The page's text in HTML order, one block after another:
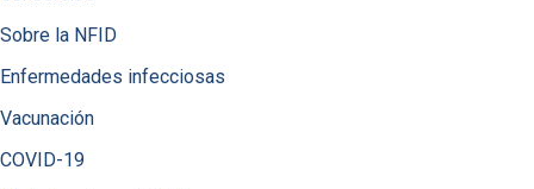
Sobre la NFID
Enfermedades infecciosas
Vacunación
COVID-19